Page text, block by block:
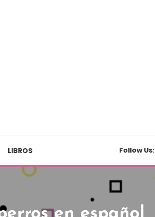
LIBROS Follow Us: